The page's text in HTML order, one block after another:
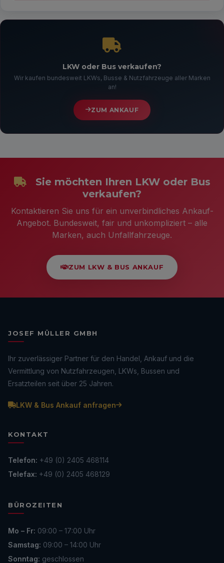
LKW oder Bus verkaufen?
Wir kaufen bundesweit LKWs, Busse & Nutzfahrzeuge aller Marken
an!
ZUM ANKAUF
Sie möchten Ihren LKW oder Bus
verkaufen?
Kontaktieren Sie uns für ein unverbindliches Ankauf-
Angebot. Bundesweit, fair und unkompliziert – alle
Marken, auch Unfallfahrzeuge.
ZUM LKW & BUS ANKAUF
JOSEF MÜLLER GMBH
Ihr zuverlässiger Partner für den Handel, Ankauf und die
Vermittlung von Nutzfahrzeugen, LKWs, Bussen und
Ersatzteilen seit über 25 Jahren.
LKW & Bus Ankauf anfragen
KONTAKT
Telefon: +49 (0) 2405 468114
Telefax: +49 (0) 2405 468129
BÜROZEITEN
Mo – Fr: 09:00 – 17:00 Uhr
Samstag: 09:00 – 14:00 Uhr
Sonntag: geschlossen